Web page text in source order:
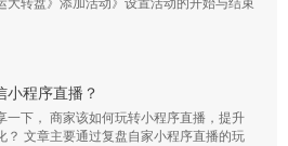
大转盘》添加活动》设置活动的开始与结束
小程序直播？
一下， 商家该如何玩转小程序直播，提升
？ 文章主要通过复盘自家小程序直播的玩